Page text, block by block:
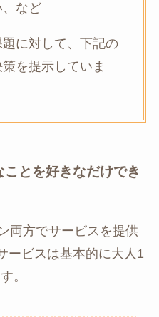
、など
に対して、下記の
を提示していま
とを好きなだけでき
両方でサービスを提供
ービスは基本的に大人1
。